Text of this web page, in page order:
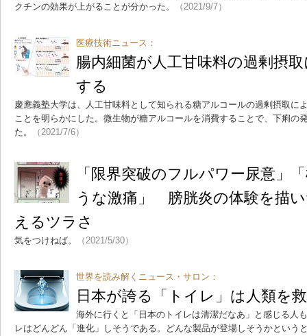
クチンの効果が上がることが分かった。
（2021/9/7）
医療技術ニュース：
腸内細菌が人工甘味料の過剰摂
する
慶應義塾大学は、人工甘味料として知られる糖アルコールの過剰摂取に
ことを明らかにした。微生物が糖アルコールを消費することで、下痢の
た。
（2021/7/6）
「限界突破のフルパワー尿意」
うな激痛」 膀胱炎の体験を描
えるツラさ
気をつけねば。 （2021/5/30）
世界を読み解くニュース・サロン：
日本が誇る「トイレ」は人類を
海外に行くと「日本のトイレは清潔だなあ」と感じる人
レはどんどん「進化」しそうである。どんな製品が登場しそうかとい